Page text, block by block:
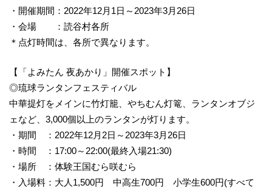
・開催期間：2022年12月1日～2023年3月26日
・会場 ：読谷村各所
＊点灯時間は、各所で異なります。
【「よみたん 夜あかり」開催スポット】
◎琉球ランタンフェスティバル
中華提灯をメインに竹灯籠、やちむん灯篭、ランタンオブジ
ェなど、3,000個以上のランタンが灯ります。
・期間 ：2022年12月2日～2023年3月26日
・時間 ：17:00～22:00(最終入場21:30)
・場所 ：体験王国むら咲むら
・入場料：大人1,500円 中高生700円 小学生600円(すべて